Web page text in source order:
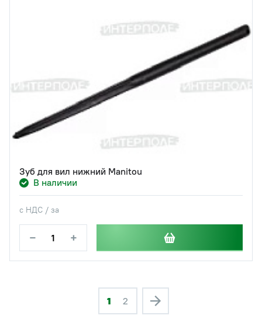
Зуб для вил нижний Manitou
В наличии
с НДС / за
− +
1 2